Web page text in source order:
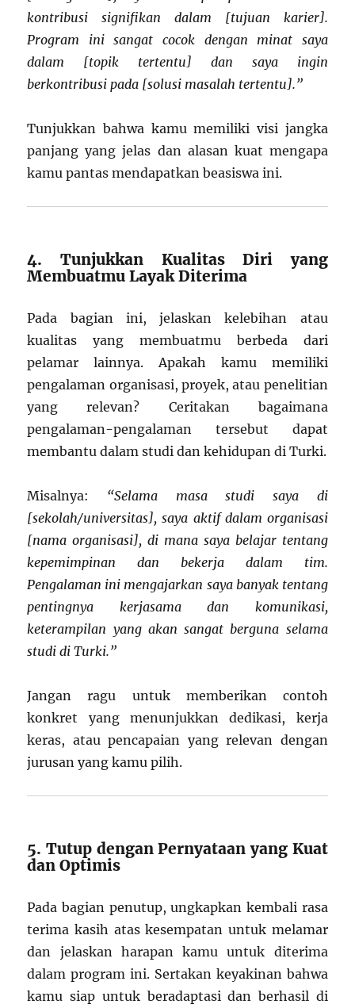
kontribusi signifikan dalam [tujuan karier].
Program ini sangat cocok dengan minat saya
dalam [topik tertentu] dan saya ingin
berkontribusi pada [solusi masalah tertentu].”
Tunjukkan bahwa kamu memiliki visi jangka
panjang yang jelas dan alasan kuat mengapa
kamu pantas mendapatkan beasiswa ini.
4. Tunjukkan Kualitas Diri yang
Membuatmu Layak Diterima
Pada bagian ini, jelaskan kelebihan atau
kualitas yang membuatmu berbeda dari
pelamar lainnya. Apakah kamu memiliki
pengalaman organisasi, proyek, atau penelitian
yang relevan? Ceritakan bagaimana
pengalaman-pengalaman tersebut dapat
membantu dalam studi dan kehidupan di Turki.
Misalnya: “Selama masa studi saya di
[sekolah/universitas], saya aktif dalam organisasi
[nama organisasi], di mana saya belajar tentang
kepemimpinan dan bekerja dalam tim.
Pengalaman ini mengajarkan saya banyak tentang
pentingnya kerjasama dan komunikasi,
keterampilan yang akan sangat berguna selama
studi di Turki.”
Jangan ragu untuk memberikan contoh
konkret yang menunjukkan dedikasi, kerja
keras, atau pencapaian yang relevan dengan
jurusan yang kamu pilih.
5. Tutup dengan Pernyataan yang Kuat
dan Optimis
Pada bagian penutup, ungkapkan kembali rasa
terima kasih atas kesempatan untuk melamar
dan jelaskan harapan kamu untuk diterima
dalam program ini. Sertakan keyakinan bahwa
kamu siap untuk beradaptasi dan berhasil di